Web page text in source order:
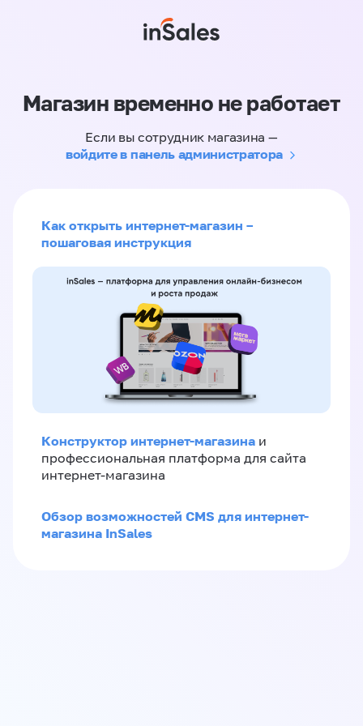
Магазин временно не работает
Если вы сотрудник магазина —
войдите в панель администратора
Как открыть интернет-магазин –
пошаговая инструкция
Конструктор интернет-магазина и
профессиональная платформа для сайта
интернет-магазина
Обзор возможностей CMS для интернет-
магазина InSales